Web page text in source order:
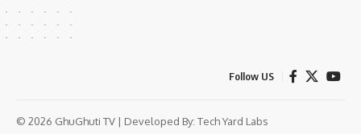
Follow US
© 2026 GhuGhuti TV | Developed By: Tech Yard Labs